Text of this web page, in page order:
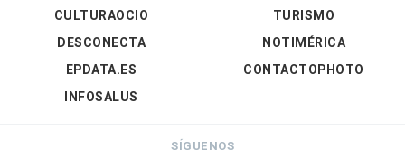
CULTURAOCIO
DESCONECTA
EPDATA.ES
INFOSALUS
TURISMO
NOTIMÉRICA
CONTACTOPHOTO
SÍGUENOS